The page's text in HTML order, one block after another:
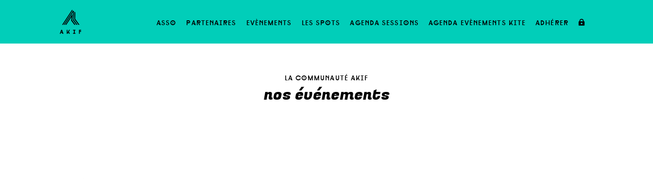
asso partenaires evènements les spots agenda sessions agenda evènements kite adhérer
la communauté akif
nos événements